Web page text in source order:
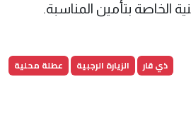
الخاصة بتأمين المناسبة.
ذي قار الزيارة الرجبية عطلة محلية